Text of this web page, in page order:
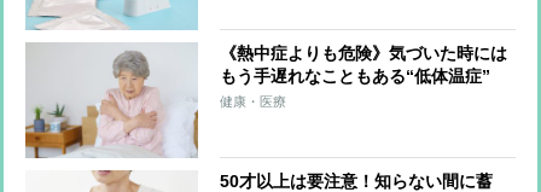
《熱中症よりも危険》気づいた時には
もう手遅れなこともある“低体温症”
筋肉量が落ちて基礎代謝が下がる高齢
健康・医療
50才以上は要注意！知らない間に蓄